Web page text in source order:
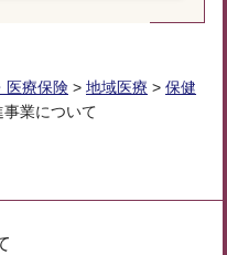
医療保険 > 地域医療 > 保健
業について